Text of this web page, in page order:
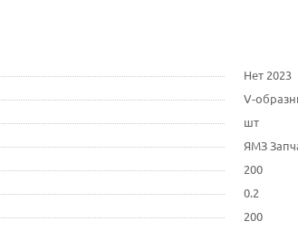
Нет 2023
V-
шт
ЯМЗ
200
0.2
200